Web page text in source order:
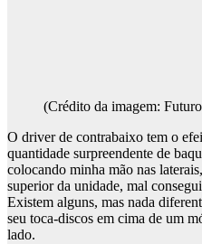
(Crédito da imagem:
O driver de contrabaixo tem o
quantidade surpreendente de
colocando minha mão nas
superior da unidade, mal
Existem alguns, mas nada
seu toca-discos em cima de um
lado.